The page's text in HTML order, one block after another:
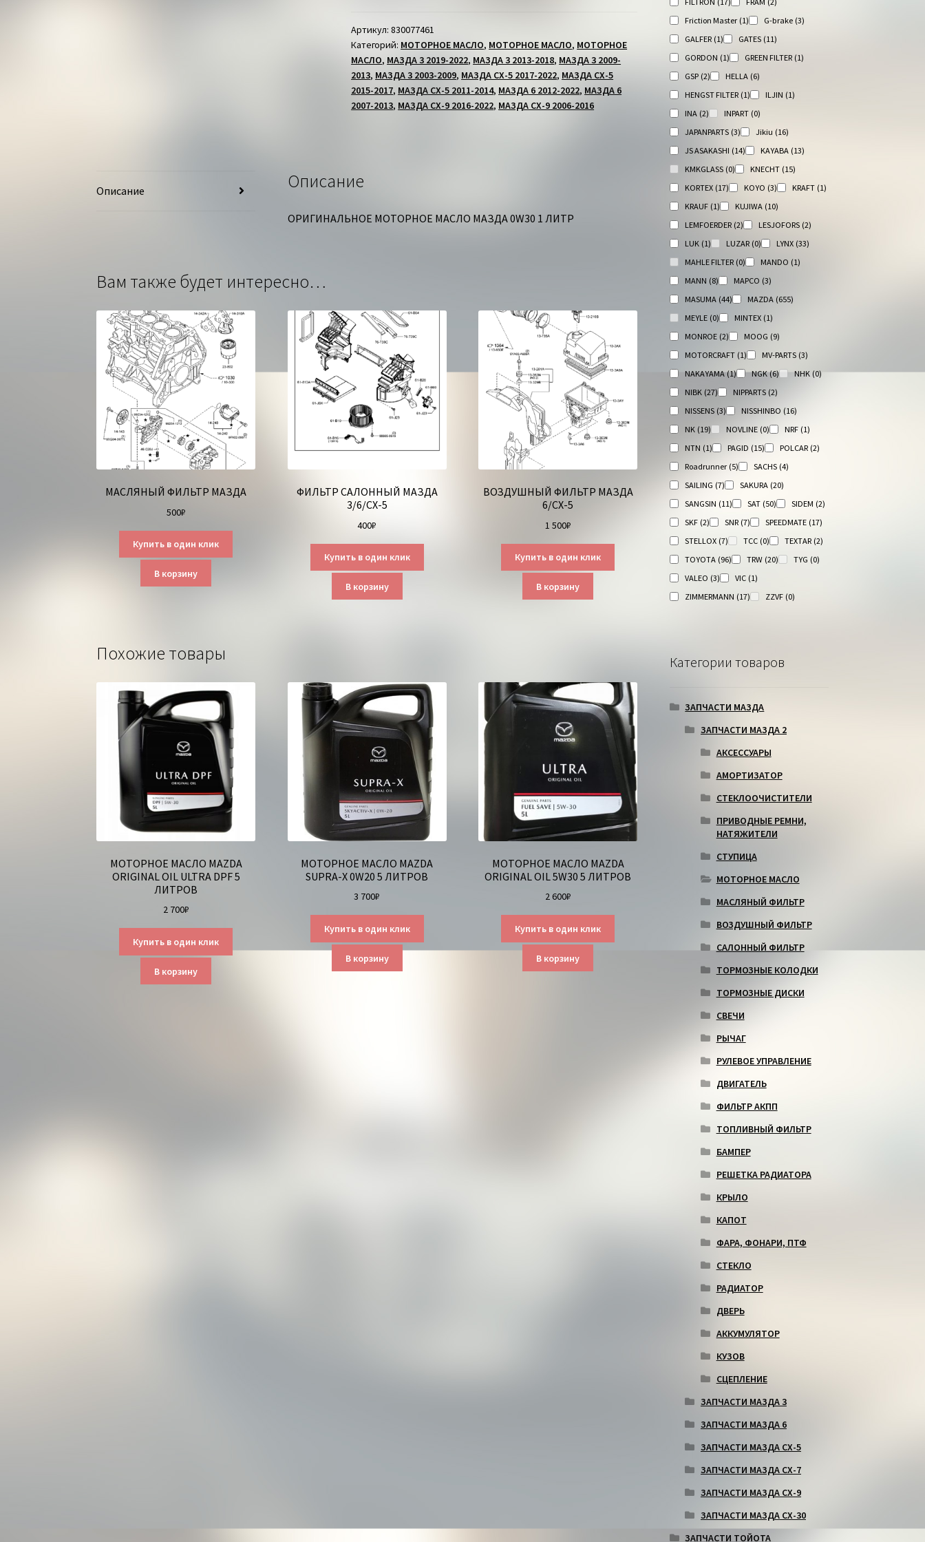
MAZDA
SUPDPF
0W30
1
ЛИТР
Артикул:830077461
Категорий: МОТОРНОЕ МАСЛО, МОТОРНОЕ МАСЛО, МОТОРНОЕ
МАСЛО, МАЗДА 3 2019-2022, МАЗДА 3 2013-2018, МАЗДА 3 2009-
2013, МАЗДА 3 2003-2009, МАЗДА СХ-5 2017-2022, МАЗДА СХ-5
2015-2017, МАЗДА СХ-5 2011-2014, МАЗДА 6 2012-2022, МАЗДА 6
2007-2013, МАЗДА СХ-9 2016-2022, МАЗДА СХ-9 2006-2016
Описание Описание
ОРИГИНАЛЬНОЕ МОТОРНОЕ МАСЛО МАЗДА 0W30 1 ЛИТР
Вам также будет интересно…
МАСЛЯНЫЙ ФИЛЬТР МАЗДА
500₽
Купить в один клик
В корзину
ФИЛЬТР САЛОННЫЙ МАЗДА
3/6/СХ-5
400₽
Купить в один клик
В корзину
ВОЗДУШНЫЙ ФИЛЬТР МАЗДА
6/СХ-5
1 500₽
Купить в один клик
В корзину
Похожие товары
МОТОРНОЕ МАСЛО MAZDA
ORIGINAL OIL ULTRA DPF 5
ЛИТРОВ
2 700₽
Купить в один клик
В корзину
МОТОРНОЕ МАСЛО MAZDA
SUPRA-X 0W20 5 ЛИТРОВ
3 700₽
Купить в один клик
В корзину
МОТОРНОЕ МАСЛО MAZDA
ORIGINAL OIL 5W30 5 ЛИТРОВ
2 600₽
Купить в один клик
В корзину
Friction Master (1) G-brake (3)
GALFER (1) GATES (11)
GORDON (1) GREEN FILTER (1)
GSP (2) HELLA (6)
HENGST FILTER (1) ILJIN (1)
INA (2) INPART (0)
JAPANPARTS (3) Jikiu (16)
JS ASAKASHI (14) KAYABA (13)
KMKGLASS (0) KNECHT (15)
KORTEX (17) KOYO (3) KRAFT (1)
KRAUF (1) KUJIWA (10)
LEMFOERDER (2) LESJOFORS (2)
LUK (1) LUZAR (0) LYNX (33)
MAHLE FILTER (0) MANDO (1)
MANN (8) MAPCO (3)
MASUMA (44) MAZDA (655)
MEYLE (0) MINTEX (1)
MONROE (2) MOOG (9)
MOTORCRAFT (1) MV-PARTS (3)
NAKAYAMA (1) NGK (6) NHK (0)
NIBK (27) NIPPARTS (2)
NISSENS (3) NISSHINBO (16)
NK (19) NOVLINE (0) NRF (1)
NTN (1) PAGID (15) POLCAR (2)
Roadrunner (5) SACHS (4)
SAILING (7) SAKURA (20)
SANGSIN (11) SAT (50) SIDEM (2)
SKF (2) SNR (7) SPEEDMATE (17)
STELLOX (7) TCC (0) TEXTAR (2)
TOYOTA (96) TRW (20) TYG (0)
VALEO (3) VIC (1)
ZIMMERMANN (17) ZZVF (0)
Категории товаров
ЗАПЧАСТИ МАЗДА
ЗАПЧАСТИ МАЗДА 2
АКСЕССУАРЫ
АМОРТИЗАТОР
СТЕКЛООЧИСТИТЕЛИ
ПРИВОДНЫЕ РЕМНИ,
НАТЯЖИТЕЛИ
СТУПИЦА
МОТОРНОЕ МАСЛО
МАСЛЯНЫЙ ФИЛЬТР
ВОЗДУШНЫЙ ФИЛЬТР
САЛОННЫЙ ФИЛЬТР
ТОРМОЗНЫЕ КОЛОДКИ
ТОРМОЗНЫЕ ДИСКИ
СВЕЧИ
РЫЧАГ
РУЛЕВОЕ УПРАВЛЕНИЕ
ДВИГАТЕЛЬ
ФИЛЬТР АКПП
ТОПЛИВНЫЙ ФИЛЬТР
БАМПЕР
РЕШЕТКА РАДИАТОРА
КРЫЛО
КАПОТ
ФАРА, ФОНАРИ, ПТФ
СТЕКЛО
РАДИАТОР
ДВЕРЬ
АККУМУЛЯТОР
КУЗОВ
СЦЕПЛЕНИЕ
ЗАПЧАСТИ МАЗДА 3
ЗАПЧАСТИ МАЗДА 6
ЗАПЧАСТИ МАЗДА СХ-5
ЗАПЧАСТИ МАЗДА СХ-7
ЗАПЧАСТИ МАЗДА СХ-9
ЗАПЧАСТИ МАЗДА СХ-30
ЗАПЧАСТИ ТОЙОТА